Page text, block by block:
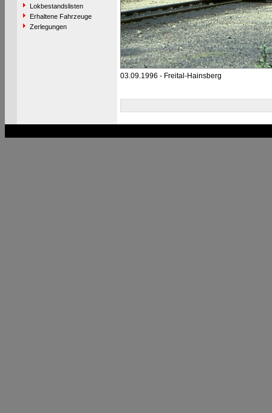
Lokbestandslisten
Erhaltene Fahrzeuge
Zerlegungen
03.09.1996 - Freital-Hainsberg